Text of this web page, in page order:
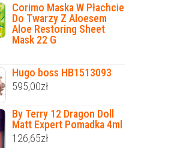
Corimo Maska W Płachcie
Do Twarzy Z Aloesem
Aloe Restoring Sheet
Mask 22 G
Hugo boss HB1513093
595,00zł
By Terry 12 Dragon Doll
Matt Expert Pomadka 4ml
126,65zł